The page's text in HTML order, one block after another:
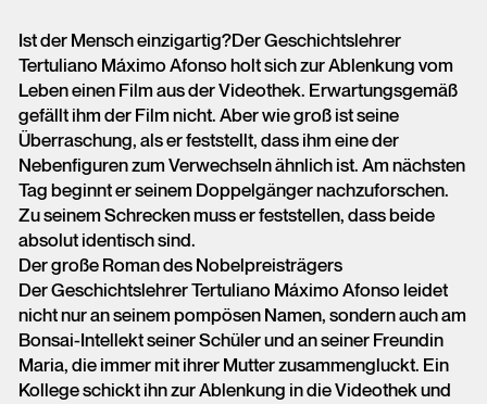
Ist der Mensch einzigartig?Der Geschichtslehrer
Tertuliano Máximo Afonso holt sich zur Ablenkung vom
Leben einen Film aus der Videothek. Erwartungsgemäß
gefällt ihm der Film nicht. Aber wie groß ist seine
Überraschung, als er feststellt, dass ihm eine der
Nebenfiguren zum Verwechseln ähnlich ist. Am nächsten
Tag beginnt er seinem Doppelgänger nachzuforschen.
Zu seinem Schrecken muss er feststellen, dass beide
absolut identisch sind.
Der große Roman des Nobelpreisträgers
Der Geschichtslehrer Tertuliano Máximo Afonso leidet
nicht nur an seinem pompösen Namen, sondern auch am
Bonsai-Intellekt seiner Schüler und an seiner Freundin
Maria, die immer mit ihrer Mutter zusammengluckt. Ein
Kollege schickt ihn zur Ablenkung in die Videothek und